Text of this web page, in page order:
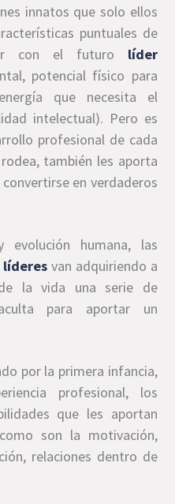
innatos que solo ellos
puntuales de
con el futuro líder
potencial físico para
que necesita el
intelectual). Pero es
profesional de cada
también les aporta
en verdaderos
evolución humana, las
líderes van adquiriendo a
la vida una serie de
para aportar un
por la primera infancia,
profesional, los
que les aportan
son la motivación,
relaciones dentro de